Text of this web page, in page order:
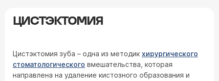
ЦИСТЭКТОМИЯ
Цистэктомия зуба – одна из методик хирургического
стоматологического вмешательства, которая
направлена на удаление кистозного образования и